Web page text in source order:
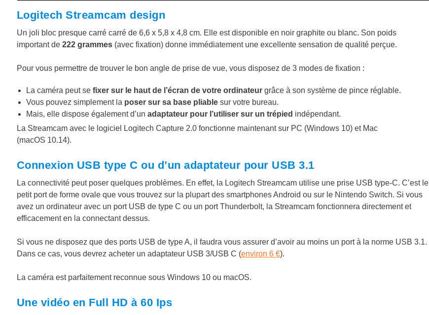
Logitech Streamcam design
Un joli bloc presque carré carré de 6,6 x 5,8 x 4,8 cm. Elle est disponible en noir graphite ou blanc. Son poids
important de 222 grammes(avec fixation) donne immédiatement une excellente sensation de qualité perçue.
Pour vous permettre de trouver le bon angle de prise de vue, vous disposez de 3 modes de fixation :
La caméra peut se fixer sur le haut de l’écran de votre ordinateurgrâce à son système de pince réglable.
Vous pouvez simplement la poser sur sa base pliablesur votre bureau.
Mais, elle dispose également d’un adaptateur pour l’utiliser sur un trépied indépendant.
La Streamcam avec le logiciel Logitech Capture 2.0 fonctionne maintenant sur PC (Windows 10) et Mac
(macOS 10.14).
Connexion USB type C ou d’un adaptateur pour USB 3.1
La connectivité peut poser quelques problèmes. En effet, la Logitech Streamcam utilise une prise USB type-C. C’est le
petit port de forme ovale que vous trouvez sur la plupart des smartphones Android ou sur le Nintendo Switch. Si vous
avez un ordinateur avec un port USB de type C ou un port Thunderbolt, la Streamcam fonctionnera directement et
efficacement en la connectant dessus.
Si vous ne disposez que des ports USB de type A, il faudra vous assurer d’avoir au moins un port à la norme USB 3.1.
Dans ce cas, vous devrez acheter un adaptateur USB 3/USB C (environ 6 €).
La caméra est parfaitement reconnue sous Windows 10 ou macOS.
Une vidéo en Full HD à 60 Ips